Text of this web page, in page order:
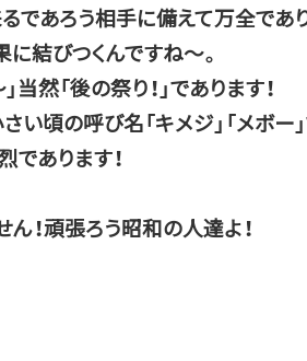
であろう相手に備えて万全であ
結びつくんですね～。
然「後の祭り！」であります！
頃の呼び名「キメジ」「メボー
であります！
！頑張ろう昭和の人達よ！